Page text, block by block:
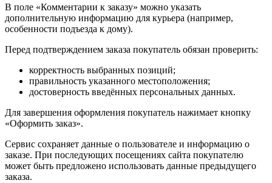
В поле «Комментарии к заказу» можно указать
дополнительную информацию для курьера (например,
особенности подъезда к дому).
Перед подтверждением заказа покупатель обязан проверить:
корректность выбранных позиций;
правильность указанного местоположения;
достоверность введённых персональных данных.
Для завершения оформления покупатель нажимает кнопку
«Оформить заказ».
Сервис сохраняет данные о пользователе и информацию о
заказе. При последующих посещениях сайта покупателю
может быть предложено использовать данные предыдущего
заказа.